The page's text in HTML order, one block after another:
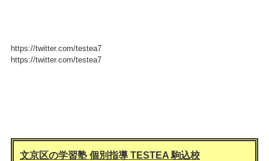
https://twitter.com/testea7
https://twitter.com/testea7
文京区の学習塾 個別指導 TESTEA 駒込校